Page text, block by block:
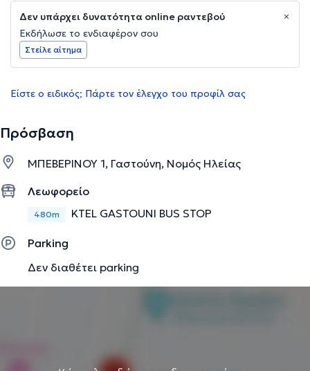
Δεν υπάρχει δυνατότητα online ραντεβού
Εκδήλωσε το ενδιαφέρον σου
Στείλε αίτημα
Είστε ο ειδικός; Πάρτε τον έλεγχο του προφίλ σας
Πρόσβαση
ΜΠΕΒΕΡΙΝΟΥ 1, Γαστούνη, Νομός Ηλείας
Λεωφορείο
480m KTEL GASTOUNI BUS STOP
Parking
Δεν διαθέτει parking